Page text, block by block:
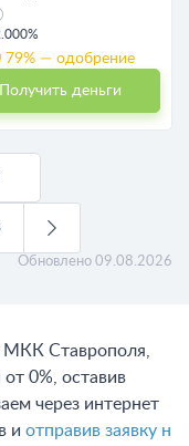
79% — одобрение
Получить деньги
Обновлено 09.08.2026
Ставрополя,
0%, оставив
через интернет
и отправив заявку н